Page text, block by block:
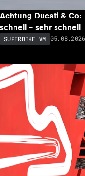
Achtung Ducati & Co:
schnell – sehr schnell
SUPERBIKE WM